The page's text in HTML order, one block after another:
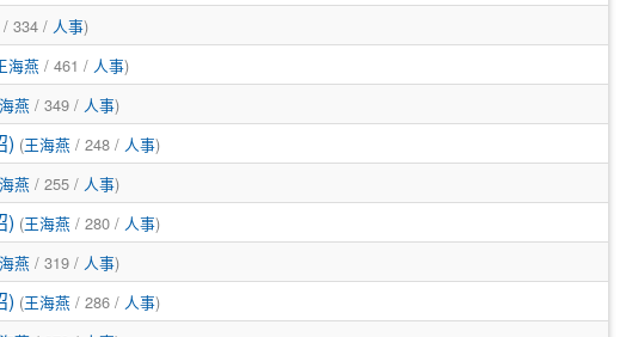
/ 334 / 人事)
海燕 / 461 / 人事)
燕 / 349 / 人事)
) (王海燕 / 248 / 人事)
燕 / 255 / 人事)
) (王海燕 / 280 / 人事)
燕 / 319 / 人事)
) (王海燕 / 286 / 人事)